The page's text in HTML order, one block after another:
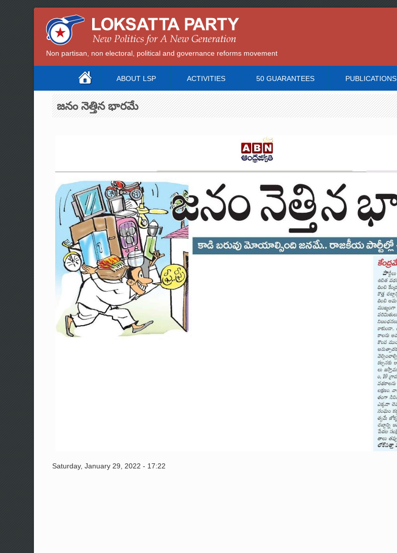
Non partisan, non electoral, political and governance reforms movement
ABOUT LSP ACTIVITIES 50 GUARANTEES PUBLICATIONS
జనం నెత్తిన భారమే
Saturday, January 29, 2022 - 17:22